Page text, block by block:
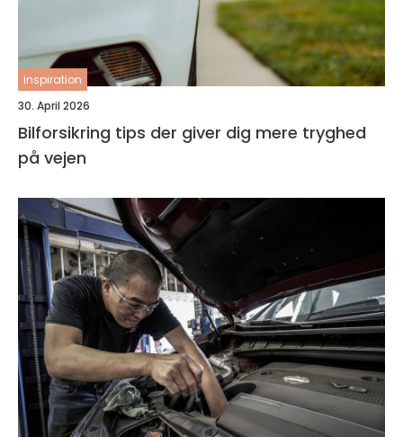
inspiration
30. April 2026
Bilforsikring tips der giver dig mere tryghed
på vejen